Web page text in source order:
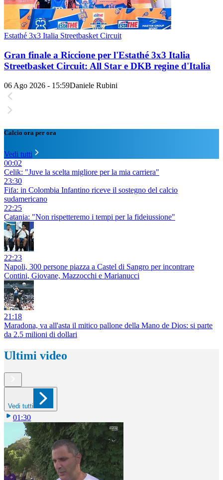
Estathé 3x3 Italia Streetbasket Circuit
Gran finale a Riccione per l'Estathé 3x3 Italia
Streetbasket Circuit: All Star e DKB regine d'Italia
06 Ago 2026 - 15:59Daniele Rubini
Calcio ora per ora
Vedi tutti
00:02
Celik: "Juve la scelta migliore per la mia carriera"
23:30
Fifa: in Colombia Infantino riceve il sostegno del calcio
sudamericano
22:25
Catania: "Non rispetteremo i tempi per la fideiussione"
22:23
Napoli, 300 persone piazza a Castel di Sangro per incontrare
Contini, Giovane, Mazzocchi e Marianucci
21:18
Maradona, va all'asta il mitico pallone della Mano de Dios: si parte
da 2.5 milioni di dollari
Ultimi video
Vedi tutti
01:30